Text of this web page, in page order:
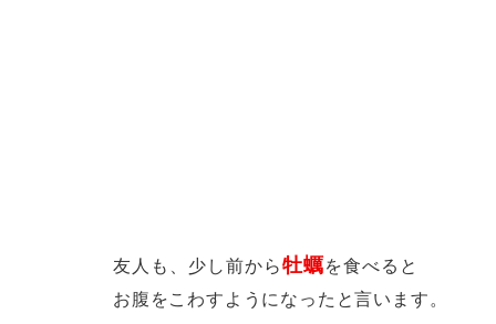
友人も、少し前から牡蠣を食べると
お腹をこわすようになったと言います。